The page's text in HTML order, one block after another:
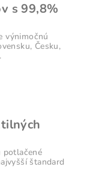
s 99,8%
výnimočnú
Česku,
potlačené
štandard